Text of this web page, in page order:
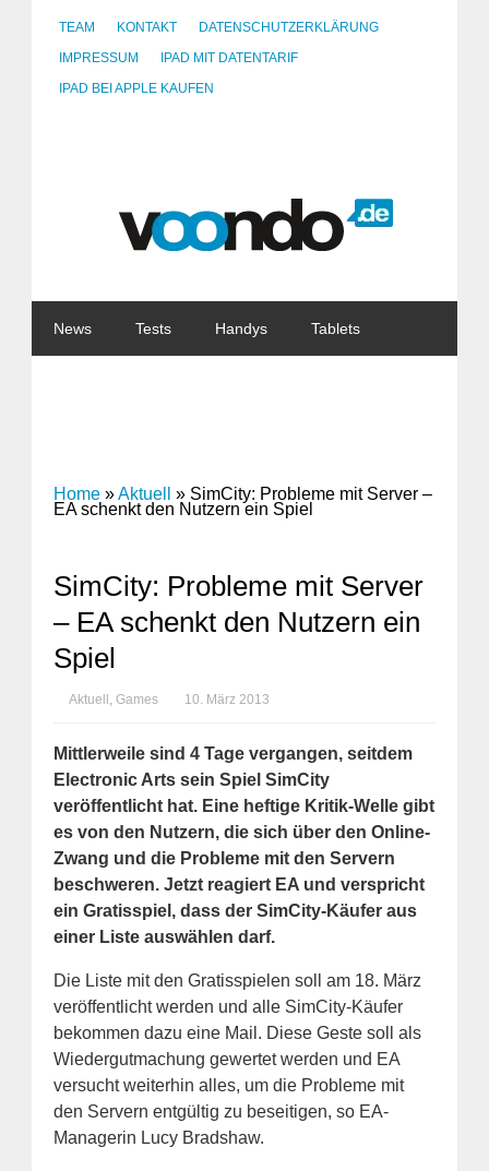
TEAM KONTAKT
DATENSCHUTZERKLÄRUNG
IMPRESSUM
IPAD MIT DATENTARIF
IPAD BEI APPLE KAUFEN
News Tests Handys Tablets
Home »Aktuell » SimCity: Probleme mit Server –
EA schenkt den Nutzern ein Spiel
SimCity: Probleme mit Server
– EA schenkt den Nutzern ein
Spiel
Aktuell , Games 10. März 2013
Mittlerweile sind 4 Tage vergangen, seitdem
Electronic Arts sein Spiel SimCity
veröffentlicht hat. Eine heftige Kritik-Welle gibt
es von den Nutzern, die sich über den Online-
Zwang und die Probleme mit den Servern
beschweren. Jetzt reagiert EA und verspricht
ein Gratisspiel, dass der SimCity-Käufer aus
einer Liste auswählen darf.
Die Liste mit den Gratisspielen soll am 18. März
veröffentlicht werden und alle SimCity-Käufer
bekommen dazu eine Mail. Diese Geste soll als
Wiedergutmachung gewertet werden und EA
versucht weiterhin alles, um die Probleme mit
den Servern entgültig zu beseitigen, so EA-
Managerin Lucy Bradshaw.